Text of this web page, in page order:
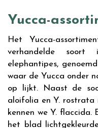
Yucca-
Het Yucca-
verhandelde soort
elephantipes,
waar de Yucca onder
op lijkt. Naast de
aloifolia en Y. rostrata
kennen we Y. flaccida.
het blad